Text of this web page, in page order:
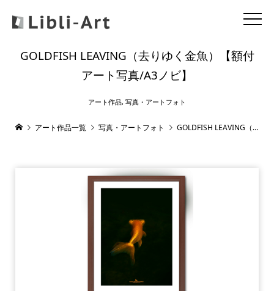
GOLDFISH LEAVING（去りゆく金魚）【額付
アート写真/A3ノビ】
アート作品, 写真・アートフォト
アート作品一覧 写真・アートフォト GOLDFISH LEAVING（去りゆく金魚）【額付アート写真/A3ノビ】